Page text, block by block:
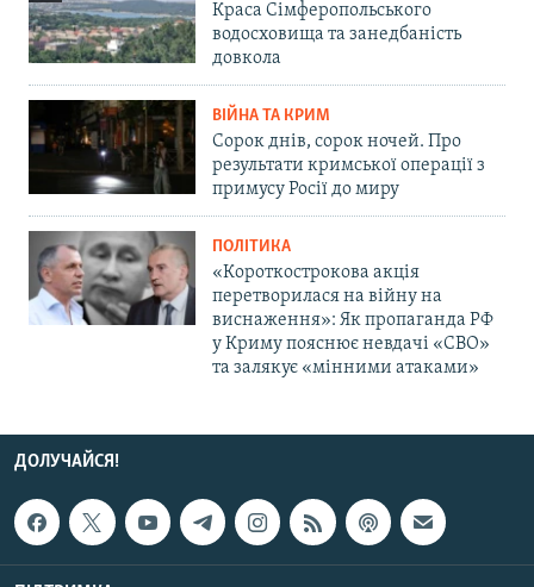
Краса Сімферопольського
водосховища та занедбаність
довкола
ВІЙНА ТА КРИМ
Сорок днів, сорок ночей. Про
результати кримської операції з
примусу Росії до миру
ПОЛІТИКА
«Короткострокова акція
перетворилася на війну на
виснаження»: Як пропаганда РФ
у Криму пояснює невдачі «СВО»
та залякує «мінними атаками»
ДОЛУЧАЙСЯ!